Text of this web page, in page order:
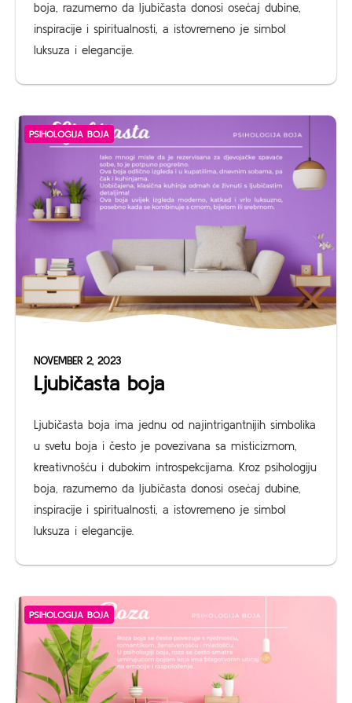
boja, razumemo da ljubičasta donosi osećaj dubine,
inspiracije i spiritualnosti, a istovremeno je simbol
luksuza i elegancije.
PSIHOLOGIJA BOJA
NOVEMBER 2, 2023
Ljubičasta boja
Ljubičasta boja ima jednu od najintrigantnijih simbolika
u svetu boja i često je povezivana sa misticizmom,
kreativnošću i dubokim introspekcijama. Kroz psihologiju
boja, razumemo da ljubičasta donosi osećaj dubine,
inspiracije i spiritualnosti, a istovremeno je simbol
luksuza i elegancije.
PSIHOLOGIJA BOJA